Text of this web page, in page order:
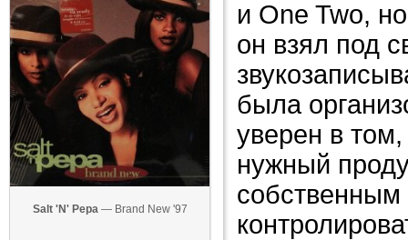
Salt 'N' Pepa— Brand New '97
и One Two,
он взял под
была
уверен в
нужный